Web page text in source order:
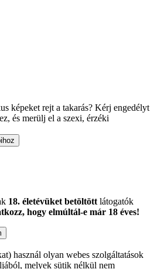
képeket rejt a takarás? Kérj engedélyt
és merülj el a szexi, érzéki
18. életévüket betöltött látogatók
hogy elmúltál-e már 18 éves!
használ olyan webes szolgáltatások
melyek sütik nélkül nem